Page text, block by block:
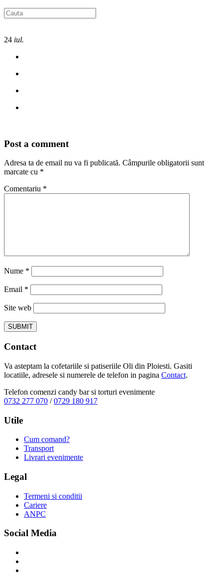
24 iul.
Post a comment
Adresa ta de email nu va fi publicată. Câmpurile obligatorii sunt
marcate cu *
Comentariu *
Nume *
Email *
Site web
Contact
Va asteptam la cofetariile si patiseriile Oli din Ploiesti. Gasiti
locatiile, adresele si numerele de telefon in pagina Contact.
Telefon comenzi candy bar si torturi evenimente
0732 277 070 /0729 180 917
Utile
Cum comand?
Transport
Livrari evenimente
Legal
Termeni si conditii
Cariere
ANPC
Social Media